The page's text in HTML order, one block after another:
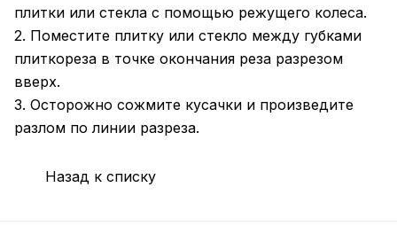
плитки или стекла с помощью режущего колеса.
2. Поместите плитку или стекло между губками
плиткореза в точке окончания реза разрезом
вверх.
3. Осторожно сожмите кусачки и произведите
разлом по линии разреза.
Назад к списку